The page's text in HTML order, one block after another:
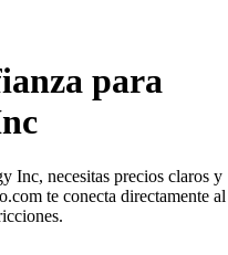
para
Inc, necesitas precios claros y
te conecta directamente al